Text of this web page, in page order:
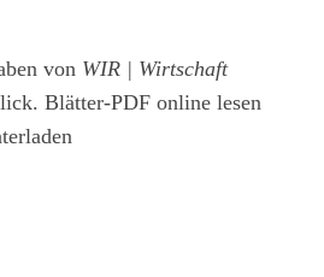
von WIR | Wirtschaft
Blätter-PDF online lesen